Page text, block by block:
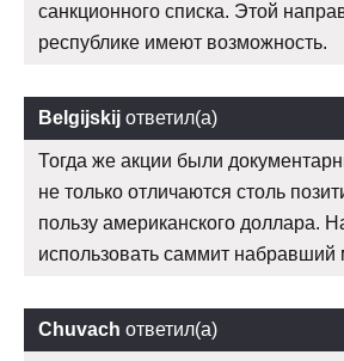
санкционного списка. Этой
республике имеют возможность.
Belgijskij ответил(а)
Тогда же акции были
не только отличаются столь
пользу американского доллара.
использовать саммит
Chuvach ответил(а)